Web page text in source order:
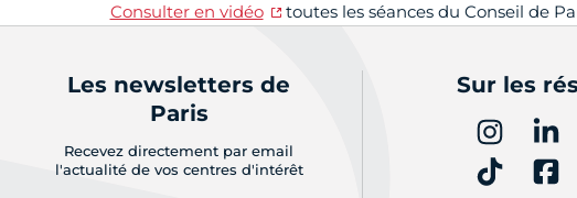
Consulter en vidéo toutes les séances du Conseil de
Les newsletters de
Paris
Recevez directement par email
l'actualité de vos centres d'intérêt
Sur les